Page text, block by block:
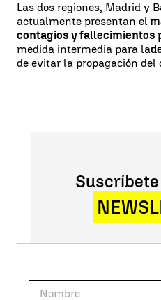
Las dos regiones, Madrid y
actualmente presentan el
contagios y fallecimientos
medida intermedia para la
de evitar la propagación del